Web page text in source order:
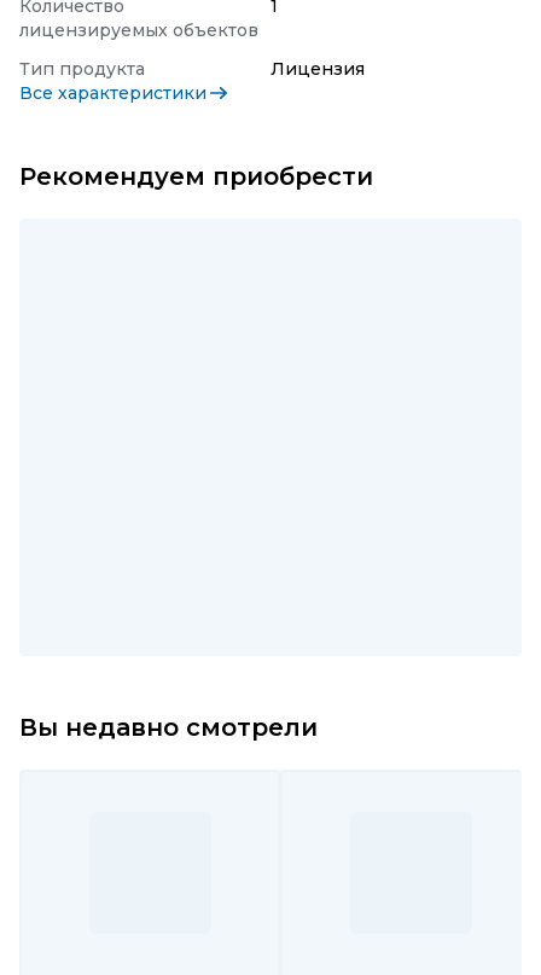
Количество
лицензируемых объектов
1
Тип продукта
Лицензия
Все характеристики
Рекомендуем приобрести
Вы недавно смотрели